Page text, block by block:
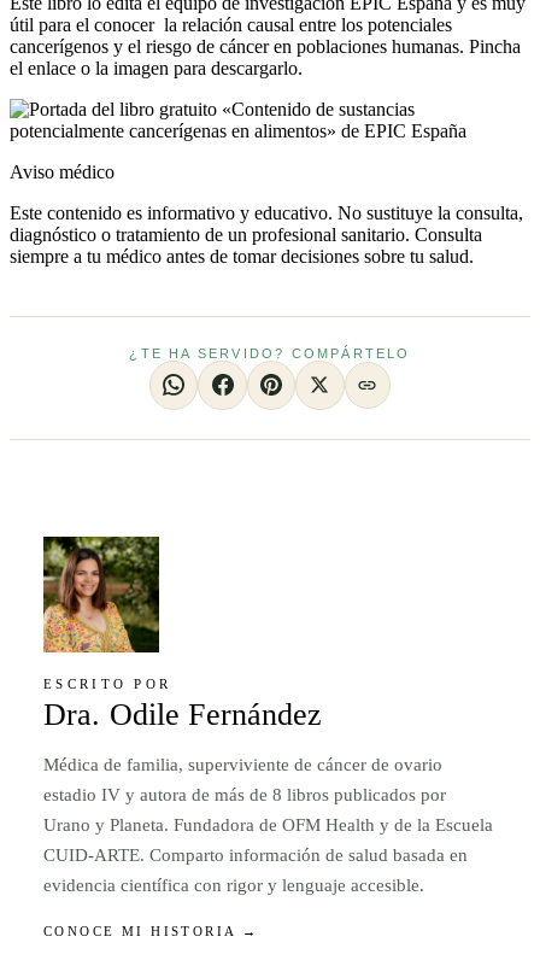
útil para el conocer la relación causal entre los potenciales
cancerígenos y el riesgo de cáncer en poblaciones humanas. Pincha
el enlace o la imagen para descargarlo.
Aviso médico
Este contenido es informativo y educativo. No sustituye la consulta,
diagnóstico o tratamiento de un profesional sanitario. Consulta
siempre a tu médico antes de tomar decisiones sobre tu salud.
¿TE HA SERVIDO? COMPÁRTELO
ESCRITO POR
Dra. Odile Fernández
Médica de familia, superviviente de cáncer de ovario
estadio IV y autora de más de 8 libros publicados por
Urano y Planeta. Fundadora de OFM Health y de la Escuela
CUID-ARTE. Comparto información de salud basada en
evidencia científica con rigor y lenguaje accesible.
CONOCE MI HISTORIA →